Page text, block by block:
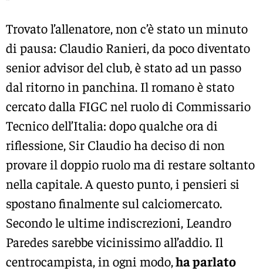
Trovato l’allenatore, non c’è stato un minuto
di pausa: Claudio Ranieri, da poco diventato
senior advisor del club, è stato ad un passo
dal ritorno in panchina. Il romano è stato
cercato dalla FIGC nel ruolo di Commissario
Tecnico dell’Italia: dopo qualche ora di
riflessione, Sir Claudio ha deciso di non
provare il doppio ruolo ma di restare soltanto
nella capitale. A questo punto, i pensieri si
spostano finalmente sul calciomercato.
Secondo le ultime indiscrezioni, Leandro
Paredes sarebbe vicinissimo all’addio. Il
centrocampista, in ogni modo,ha parlato